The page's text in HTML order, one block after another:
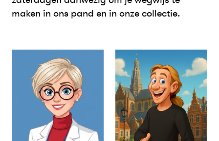
maken in ons pand en in onze collectie.